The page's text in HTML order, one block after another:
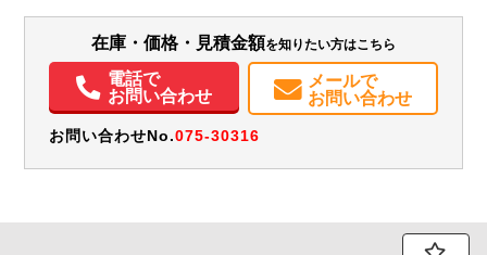
パワステ パワーウィンドウ エアバッグ
在庫・価格・見積金額を知りたい方はこちら
電話で
お問い合わせ
メールで
お問い合わせ
お問い合わせNo.075-30316